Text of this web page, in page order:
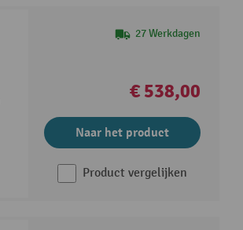
27 Werkdagen
€ 538,00
Naar het product
Product vergelijken